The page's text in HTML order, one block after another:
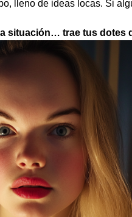
lleno de ideas locas. Si
situación… trae tus dotes